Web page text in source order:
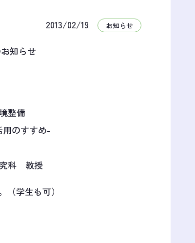
2013/02/19 お知らせ
知らせ
整備
のすすめ-
科 教授
学生も可）